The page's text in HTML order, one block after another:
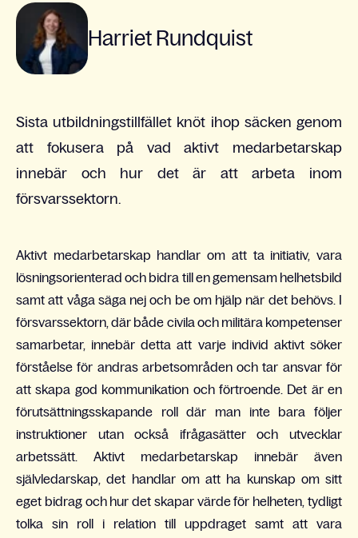
Harriet Rundquist
Sista utbildningstillfället knöt ihop säcken genom
att fokusera på vad aktivt medarbetarskap
innebär och hur det är att arbeta inom
försvarssektorn.
Aktivt medarbetarskap handlar om att ta initiativ, vara
lösningsorienterad och bidra till en gemensam helhetsbild
samt att våga säga nej och be om hjälp när det behövs. I
försvarssektorn, där både civila och militära kompetenser
samarbetar, innebär detta att varje individ aktivt söker
förståelse för andras arbetsområden och tar ansvar för
att skapa god kommunikation och förtroende. Det är en
förutsättningsskapande roll där man inte bara följer
instruktioner utan också ifrågasätter och utvecklar
arbetssätt. Aktivt medarbetarskap innebär även
självledarskap, det handlar om att ha kunskap om sitt
eget bidrag och hur det skapar värde för helheten, tydligt
tolka sin roll i relation till uppdraget samt att vara